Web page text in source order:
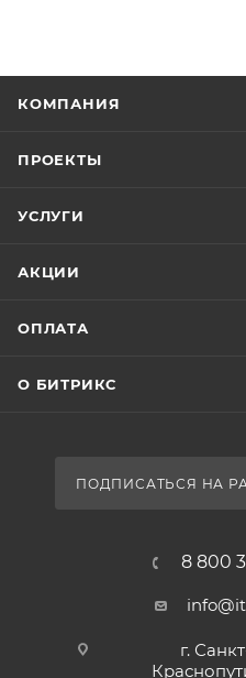
КОМПАНИЯ
ПРОЕКТЫ
УСЛУГИ
АКЦИИ
ОПЛАТА
О БИТРИКС
ПОДПИСАТЬСЯ НА
8 800
г.